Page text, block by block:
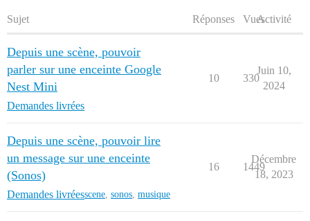
Sujet Réponses VuesActivité
Depuis une scène, pouvoir
parler sur une enceinte Google
Nest Mini
Demandes livrées
10 330
Juin 10,
2024
Depuis une scène, pouvoir lire
un message sur une enceinte
(Sonos)
Demandes livréesscene, sonos, musique
16 1449
Décembre
18, 2023